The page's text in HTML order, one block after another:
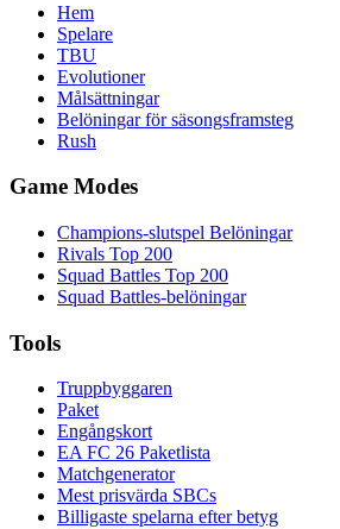
Hem
Spelare
TBU
Evolutioner
Målsättningar
Belöningar för säsongsframsteg
Rush
Game Modes
Champions-slutspel Belöningar
Rivals Top 200
Squad Battles Top 200
Squad Battles-belöningar
Tools
Truppbyggaren
Paket
Engångskort
EA FC 26 Paketlista
Matchgenerator
Mest prisvärda SBCs
Billigaste spelarna efter betyg